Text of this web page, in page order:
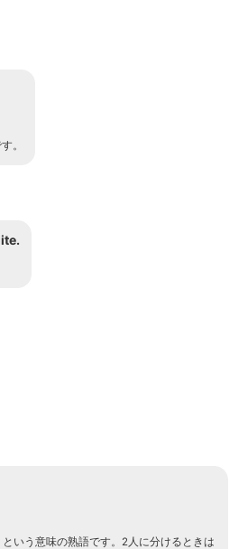
。
いう意味の熟語です。2人に分けるときは